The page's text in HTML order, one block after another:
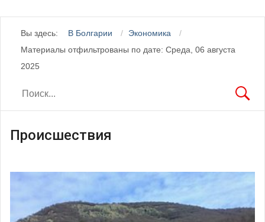
Вы здесь: В Болгарии
Экономика
Материалы отфильтрованы по дате: Среда, 06 августа
2025
Происшествия